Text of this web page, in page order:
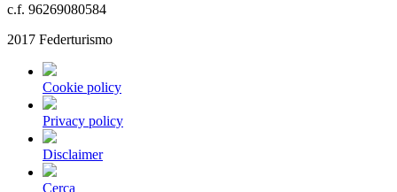
c.f. 96269080584
2017 Federturismo
Cookie policy
Privacy policy
Disclaimer
Cerca